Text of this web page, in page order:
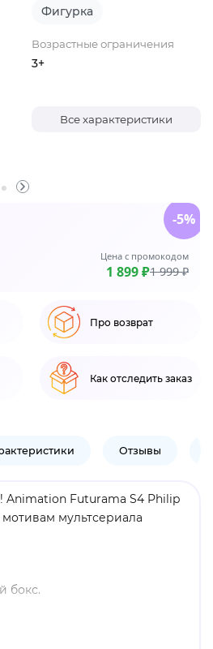
Фигурка
Возрастные ограничения
3+
Все характеристики
Цена с промокодом
1 899 ₽1 999 ₽
-5%
Про возврат
Как отследить заказ
Отзывы
Animation Futurama S4 Philip
мотивам мультсериала
бокс.